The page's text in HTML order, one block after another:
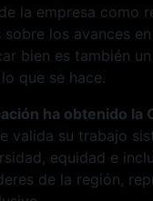
la empresa como
los avances
bien es también
que se hace.
ha obtenido la
valida su trabajo
equidad e
de la región,